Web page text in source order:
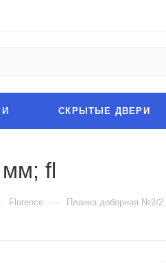
СКРЫТЫЕ ДВЕРИ
fl
Florence — Планка доборная №2/2